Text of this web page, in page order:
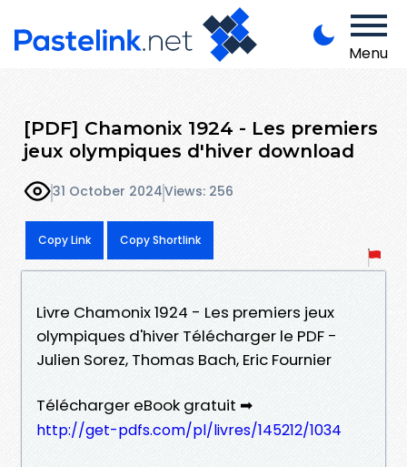
Menu
[PDF] Chamonix 1924 - Les premiers
jeux olympiques d'hiver download
31 October 2024Views: 256
Copy Link Copy Shortlink
Livre Chamonix 1924 - Les premiers jeux
olympiques d'hiver Télécharger le PDF -
Julien Sorez, Thomas Bach, Eric Fournier
Télécharger eBook gratuit ➡
http://get-pdfs.com/pl/livres/145212/1034